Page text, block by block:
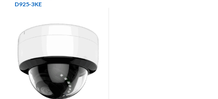
D925-3KE